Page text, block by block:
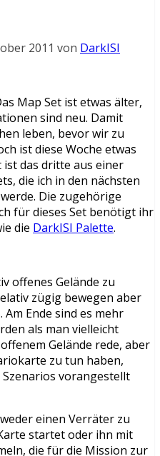
2011 von DarkISI
Map Set ist etwas älter,
sind neu. Damit
leben, bevor wir zu
ist diese Woche etwas
ist das dritte aus einer
die ich in den nächsten
Die zugehörige
für dieses Set benötigt ihr
die DarkISI Palette.
offenes Gelände zu
zügig bewegen aber
Ende sind es mehr
als man vielleicht
Gelände rede, aber
zu tun haben,
vorangestellt
einen Verräter zu
startet oder ihn mit
die für die Mission zur